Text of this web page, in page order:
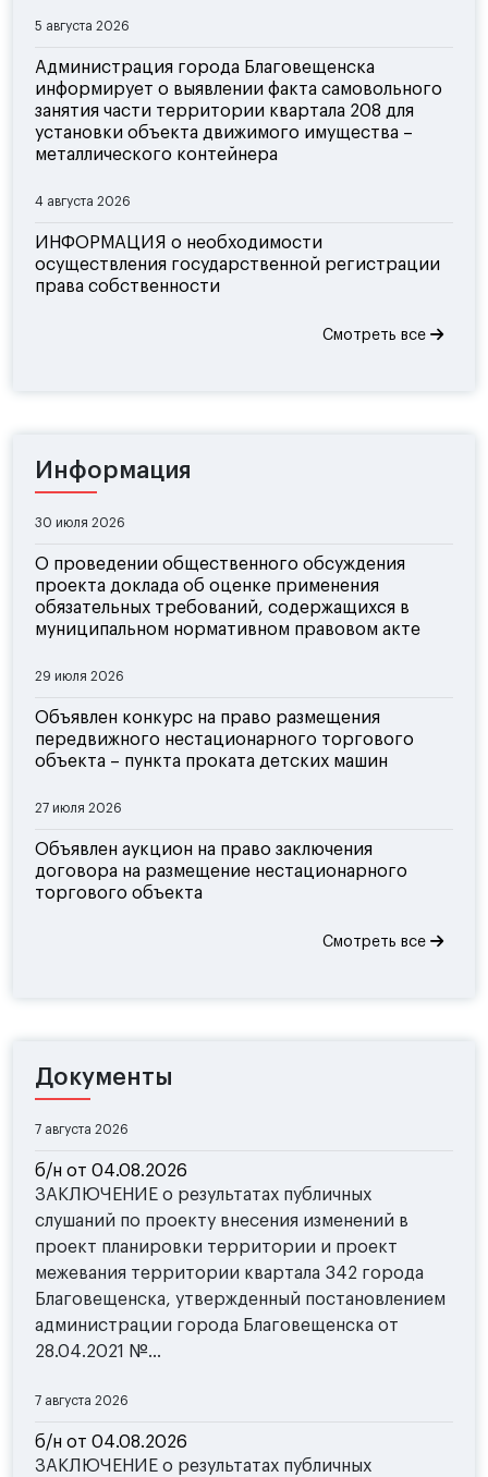
5 августа 2026
Администрация города Благовещенска
информирует о выявлении факта самовольного
занятия части территории квартала 208 для
установки объекта движимого имущества –
металлического контейнера
4 августа 2026
ИНФОРМАЦИЯ о необходимости
осуществления государственной регистрации
права собственности
Смотреть все
Информация
30 июля 2026
О проведении общественного обсуждения
проекта доклада об оценке применения
обязательных требований, содержащихся в
муниципальном нормативном правовом акте
29 июля 2026
Объявлен конкурс на право размещения
передвижного нестационарного торгового
объекта – пункта проката детских машин
27 июля 2026
Объявлен аукцион на право заключения
договора на размещение нестационарного
торгового объекта
Смотреть все
Документы
7 августа 2026
б/н от 04.08.2026
ЗАКЛЮЧЕНИЕ о результатах публичных
слушаний по проекту внесения изменений в
проект планировки территории и проект
межевания территории квартала 342 города
Благовещенска, утвержденный постановлением
администрации города Благовещенска от
28.04.2021 №...
7 августа 2026
б/н от 04.08.2026
ЗАКЛЮЧЕНИЕ о результатах публичных